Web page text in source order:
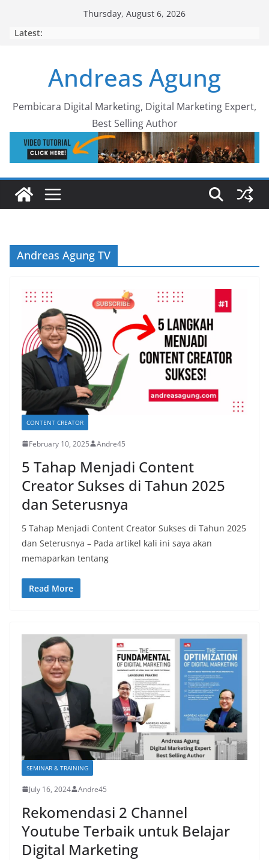
Thursday, August 6, 2026
Latest:
Andreas Agung
Pembicara Digital Marketing, Digital Marketing Expert,
Best Selling Author
Andreas Agung TV
CONTENT CREATOR
February 10, 2025 Andre45
5 Tahap Menjadi Content
Creator Sukses di Tahun 2025
dan Seterusnya
5 Tahap Menjadi Content Creator Sukses di Tahun 2025
dan Seterusnya – Pada artikel kali ini saya akan
memaparkan tentang
Read More
SEMINAR & TRAINING
July 16, 2024 Andre45
Rekomendasi 2 Channel
Youtube Terbaik untuk Belajar
Digital Marketing